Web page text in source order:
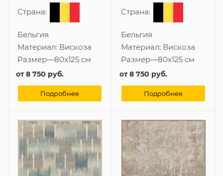
Страна:
Бельгия
Материал: Вискоза
Размер—80x125 см
от8 750 руб.
Подробнее
Страна:
Бельгия
Материал: Вискоза
Размер—80x125 см
от8 750 руб.
Подробнее